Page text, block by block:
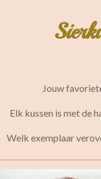
Jouw
Elk kussen is met de
Welk exemplaar